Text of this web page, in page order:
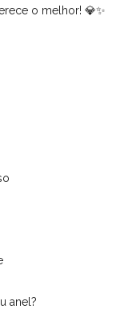
o melhor! 💎✨
anel?